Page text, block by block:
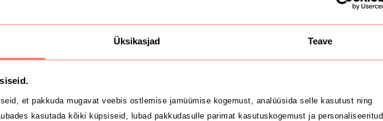
Üksikasjad Teave
et pakkuda mugavat veebis ostlemise jamüümise kogemust, analüüsida selle kasutust ning
kasutada kõiki küpsiseid, lubad pakkudasulle parimat kasutuskogemust ja personaliseeritud